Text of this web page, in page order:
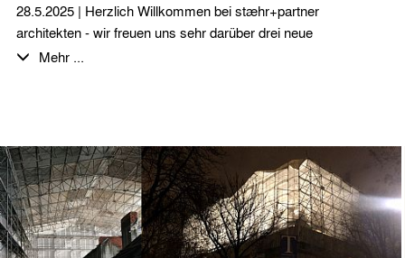
28.5.2025 | Herzlich Willkommen bei stæhr+partner
architekten - wir freuen uns sehr darüber drei neue
Kolleg*innen bei uns im Büro begrüßen zu dürfen!
Segment Ferienimmobilien und Hospitality und beim Planen
und Bauen im Bestand.
Wir wünschen einen guten Start und freuen uns auf die
Zusammenarbeit!
Mehr ...